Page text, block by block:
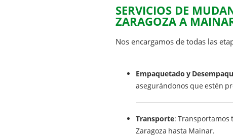
SERVICIOS DE
ZARAGOZA A
Nos encargamos de todas las
Empaquetado y
asegurándonos que estén
Transporte: Transportamos
Zaragoza hasta Mainar.